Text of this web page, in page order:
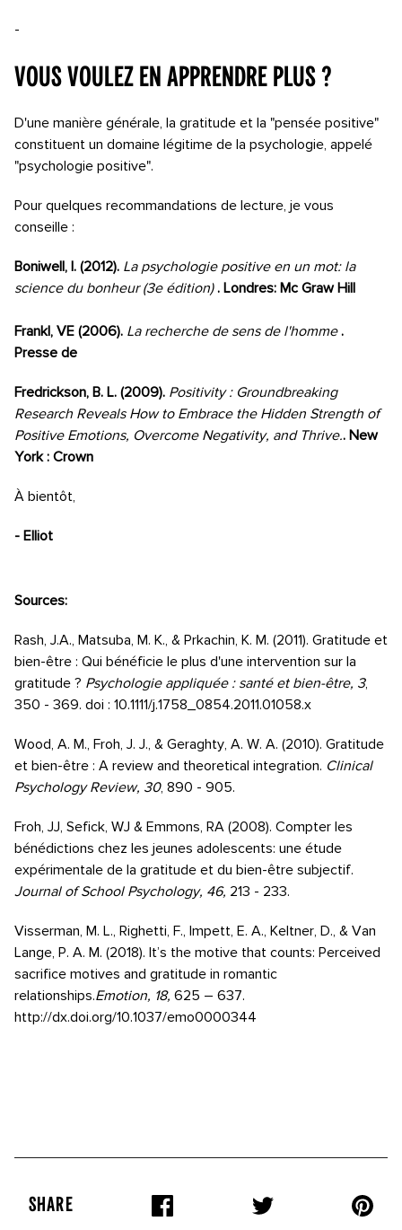
-
Vous voulez en apprendre plus ?
D'une manière générale, la gratitude et la "pensée positive"
constituent un domaine légitime de la psychologie, appelé
"psychologie positive".
Pour quelques recommandations de lecture, je vous
conseille :
Boniwell, I. (2012). La psychologie positive en un mot: la
science du bonheur (3e édition). Londres: Mc Graw Hill
Frankl, VE (2006). La recherche de sens de l'homme.
Presse de
Fredrickson, B. L. (2009). Positivity : Groundbreaking
Research Reveals How to Embrace the Hidden Strength of
Positive Emotions, Overcome Negativity, and Thrive.. New
York : Crown
À bientôt,
- Elliot
Sources:
Rash, J.A., Matsuba, M. K., & Prkachin, K. M. (2011). Gratitude et
bien-être : Qui bénéficie le plus d'une intervention sur la
gratitude ? Psychologie appliquée : santé et bien-être, 3,
350 - 369. doi : 10.1111/j.1758_0854.2011.01058.x
Wood, A. M., Froh, J. J., & Geraghty, A. W. A. (2010). Gratitude
et bien-être : A review and theoretical integration. Clinical
Psychology Review, 30, 890 - 905.
Froh, JJ, Sefick, WJ & Emmons, RA (2008). Compter les
bénédictions chez les jeunes adolescents: une étude
expérimentale de la gratitude et du bien-être subjectif.
Journal of School Psychology, 46, 213 - 233.
Visserman, M. L., Righetti, F., Impett, E. A., Keltner, D., & Van
Lange, P. A. M. (2018). It’s the motive that counts: Perceived
sacrifice motives and gratitude in romantic
relationships.Emotion, 18, 625 – 637.
http://dx.doi.org/10.1037/emo0000344
SHARE